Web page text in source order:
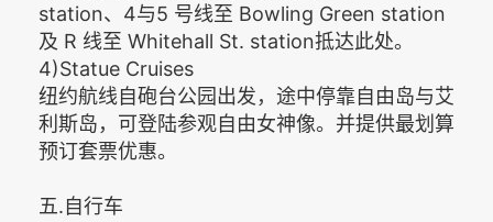
station、4与5 号线至 Bowling Green station
及 R 线至 Whitehall St. station抵达此处。
4)Statue Cruises
纽约航线自砲台公园出发，途中停靠自由岛与艾
利斯岛，可登陆参观自由女神像。并提供最划算
预订套票优惠。
五.自行车